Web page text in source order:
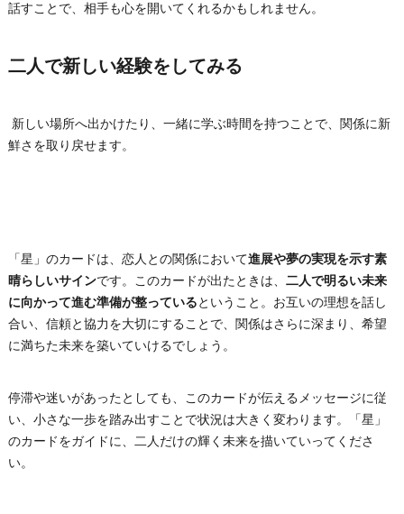
話すことで、相手も心を開いてくれるかもしれません。
二人で新しい経験をしてみる
新しい場所へ出かけたり、一緒に学ぶ時間を持つことで、関係に新
鮮さを取り戻せます。
「星」のカードは、恋人との関係において進展や夢の実現を示す素
晴らしいサインです。このカードが出たときは、 二人で明るい未来
に向かって進む準備が整っているということ。お互いの理想を話し
合い、信頼と協力を大切にすることで、関係はさらに深まり、希望
に満ちた未来を築いていけるでしょう。
停滞や迷いがあったとしても、このカードが伝えるメッセージに従
い、小さな一歩を踏み出すことで状況は大きく変わります。「星」
のカードをガイドに、二人だけの輝く未来を描いていってくださ
い。